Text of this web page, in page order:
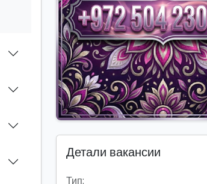
Детали вакансии
Тип: